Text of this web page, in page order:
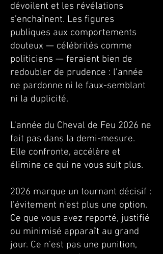
dévoilent et les révélations
s’enchaînent. Les figures
publiques aux comportements
douteux — célébrités comme
politiciens — feraient bien de
redoubler de prudence : l’année
ne pardonne ni le faux-semblant
ni la duplicité.
L'année du Cheval de Feu 2026 ne
fait pas dans la demi-mesure.
Elle confronte, accélère et
élimine ce qui ne vous suit plus.
2026 marque un tournant décisif :
l'évitement n'est plus une option.
Ce que vous avez reporté, justifié
ou minimisé apparaît au grand
jour. Ce n'est pas une punition,